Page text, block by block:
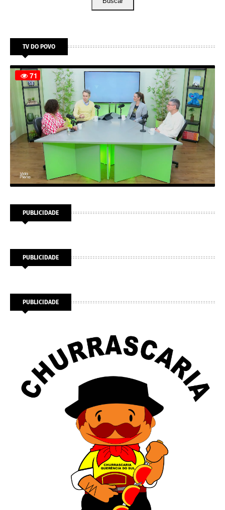
TV DO POVO
PUBLICIDADE
PUBLICIDADE
PUBLICIDADE